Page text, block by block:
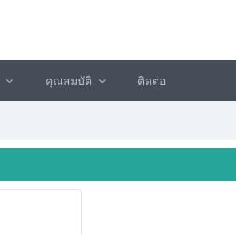
คุณสมบัติ ติดต่อ